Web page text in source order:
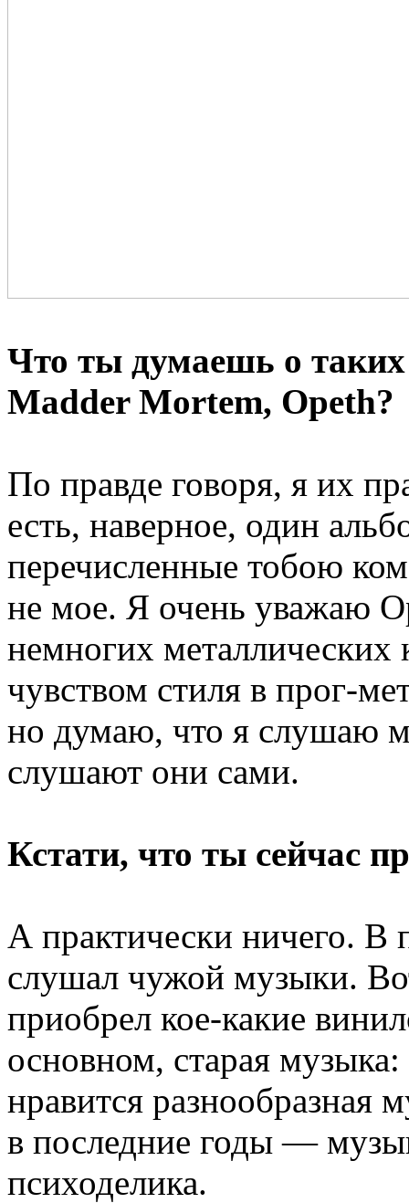
Что ты думаешь о таких
Madder Mortem, Opeth?
По правде говоря, я их
есть, наверное, один
перечисленные тобою
не мое. Я очень уважаю
немногих
чувством стиля в прог-
но думаю, что я слушаю
слушают они сами.
Кстати, что ты сейчас
А практически ничего. В
слушал чужой музыки.
приобрел кое-какие
основном, старая
нравится разнообразная
в последние годы —
психоделика.